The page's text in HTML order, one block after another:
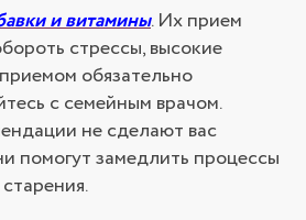
и витамины. Их прием
стрессы, высокие
обязательно
с семейным врачом.
не сделают вас
помогут замедлить процессы